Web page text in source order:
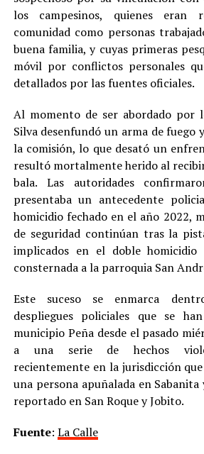
los campesinos, quienes eran
comunidad como personas
buena familia, y cuyas primeras
móvil por conflictos personales
detallados por las fuentes oficiales.
Al momento de ser abordado por
Silva desenfundó un arma de fuego
la comisión, lo que desató un
resultó mortalmente herido al
bala. Las autoridades
presentaba un antecedente
homicidio fechado en el año 2022,
de seguridad continúan tras la
implicados en el doble homicidio
consternada a la parroquia San
Este suceso se enmarca
despliegues policiales que se
municipio Peña desde el pasado
a una serie de hechos
recientemente en la jurisdicción
una persona apuñalada en
reportado en San Roque y Jobito.
Fuente: La Calle